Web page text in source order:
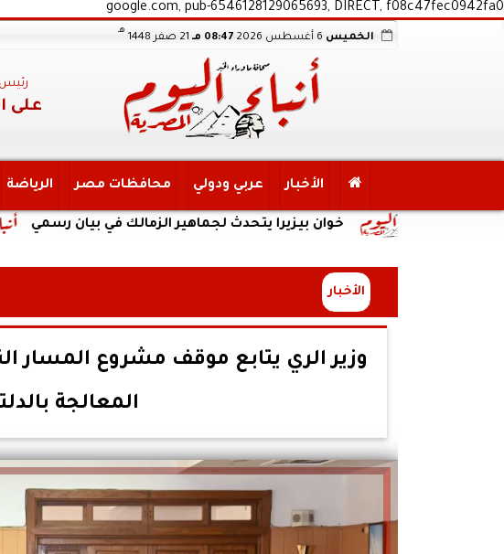
google.com, pub-6546128129065693, DIRECT, f08c47fec0942fa0
الخميس 08:47 مـ 21 صفر 1448
هـ
رئيس
على
الأخبار عربي ودولي محافظات مصر الرياضة
خوان بيزيرا يتحدث لجماهير الزمالك في بيان رسمي
الأخبار
وزير الري يتابع موقف مشروع المسار
المعالجة